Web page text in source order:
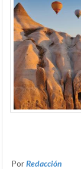
PorRedacción